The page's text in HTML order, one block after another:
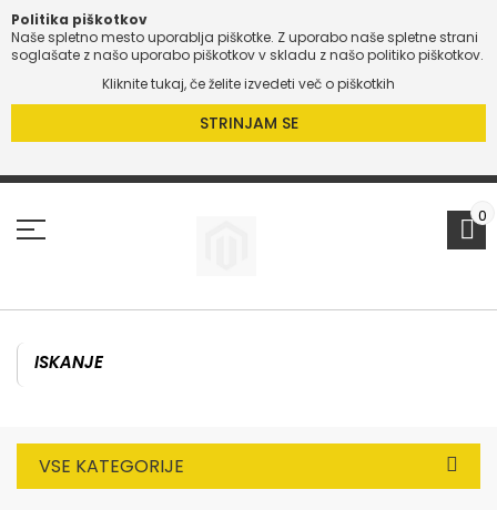
Politika piškotkov
Naše spletno mesto uporablja piškotke. Z uporabo naše spletne strani
soglašate z našo uporabo piškotkov v skladu z našo politiko piškotkov.
Kliknite tukaj, če želite izvedeti več o piškotkih
STRINJAM SE
Preskoči
0
VSE KATEGORIJE